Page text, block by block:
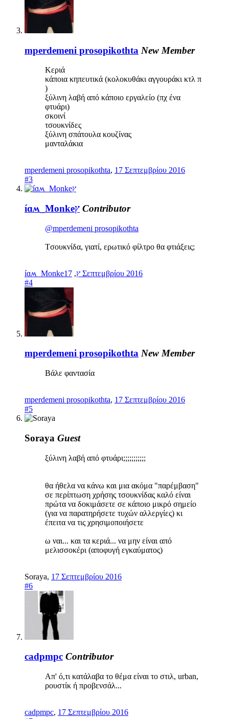
mperdemeni prosopikothta New Member
Κεριά
κάποια κηπευτικά (κολοκυθάκι αγγουράκι κτλ π
)
ξύλινη λαβή από κάποιο εργαλείο (πχ ένα
φτυάρι)
σκοινί
τσουκνίδες
ξύλινη σπάτουλα κουζίνας
μανταλάκια
mperdemeni prosopikothta, 17 Σεπτεμβρίου 2016
#3
íɑʍ_Monkeץ Contributor
@mperdemeni prosopikothta
Tσουκνίδα, γιατί, ερωτικό φίλτρο θα φτιάξεις;
íɑʍ_Monkeץ, 17 Σεπτεμβρίου 2016
#4
mperdemeni prosopikothta New Member
Βάλε φαντασία
mperdemeni prosopikothta, 17 Σεπτεμβρίου 2016
#5
Soraya Guest
ξύλινη λαβή από φτυάρι;;;;;;;;;;;
θα ήθελα να κάνω και μια ακόμα "παρέμβαση"
σε περίπτωση χρήσης τσουκνίδας καλό είναι
πρώτα να δοκιμάσετε σε κάποιο μικρό σημείο
(για να παρατηρήσετε τυχών αλλεργίες) κι
έπειτα να τις χρησιμοποιήσετε
ω ναι... και τα κεριά... να μην είναι από
μελισσοκέρι (αποφυγή εγκαύματος)
Soraya, 17 Σεπτεμβρίου 2016
#6
cadpmpc Contributor
Aπ' ό,τι κατάλαβα το θέμα είναι το στιλ, urban,
ρουστίκ ή προβενσάλ...
cadpmpc, 17 Σεπτεμβρίου 2016